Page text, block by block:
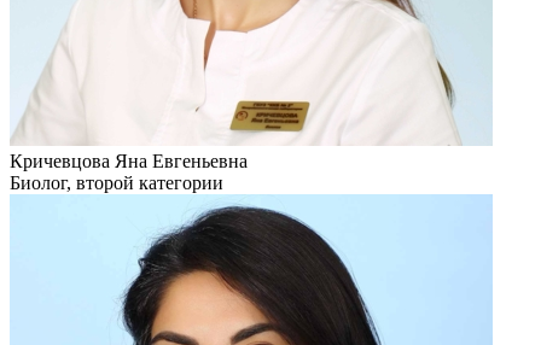
Кричевцова Яна Евгеньевна
Биолог, второй категории